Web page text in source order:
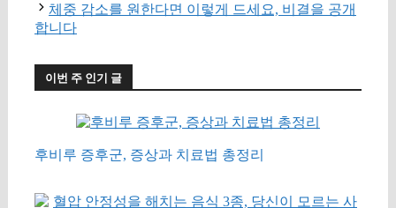
체중 감소를 원한다면 이렇게 드세요, 비결을 공개
합니다
이번 주 인기 글
후비루 증후군, 증상과 치료법 총정리